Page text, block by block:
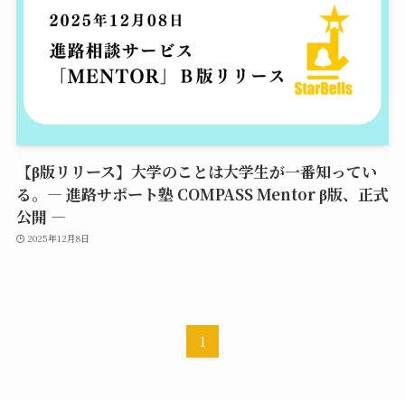
【β版リリース】大学のことは大学生が一番知ってい
る。― 進路サポート塾 COMPASS Mentor β版、正式
公開 ―
2025年12月8日
1